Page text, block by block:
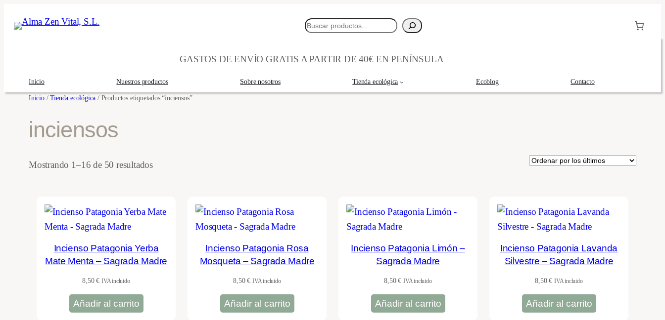
Buscar
GASTOS DE ENVÍO GRATIS A PARTIR DE 40€ EN PENÍNSULA
Inicio Nuestros productos Sobre nosotros Tienda ecológica Ecoblog Contacto
Inicio/Tienda ecológica / Productos etiquetados “inciensos”
inciensos
Mostrando 1–16 de 50 resultadosOrdenado
últimos
Incienso Patagonia Yerba
Mate Menta – Sagrada Madre
8,50€ IVA incluido
Añadir al carrito
Incienso Patagonia Rosa
Mosqueta – Sagrada Madre
8,50€ IVA incluido
Añadir al carrito
Incienso Patagonia Limón –
Sagrada Madre
8,50€ IVA incluido
Añadir al carrito
Incienso Patagonia Lavanda
Silvestre – Sagrada Madre
8,50€ IVA incluido
Añadir al carrito